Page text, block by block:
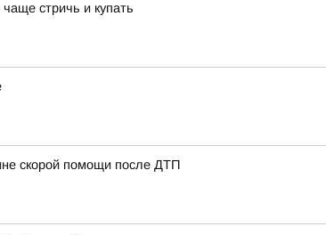
стричь и купать
скорой помощи после ДТП